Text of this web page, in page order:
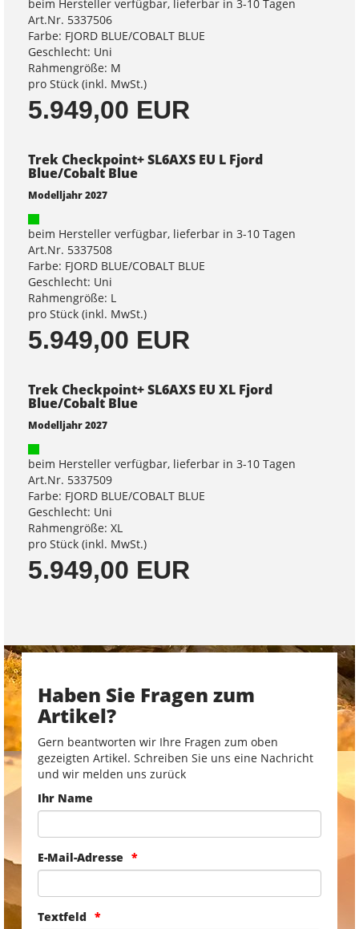
beim Hersteller verfügbar, lieferbar in 3-10 Tagen
Art.Nr. 5337506
Farbe: FJORD BLUE/COBALT BLUE
Geschlecht: Uni
Rahmengröße: M
pro Stück (inkl. MwSt.)
5.949,00 EUR
Trek Checkpoint+ SL6AXS EU L Fjord
Blue/Cobalt Blue
Modelljahr 2027
beim Hersteller verfügbar, lieferbar in 3-10 Tagen
Art.Nr. 5337508
Farbe: FJORD BLUE/COBALT BLUE
Geschlecht: Uni
Rahmengröße: L
pro Stück (inkl. MwSt.)
5.949,00 EUR
Trek Checkpoint+ SL6AXS EU XL Fjord
Blue/Cobalt Blue
Modelljahr 2027
beim Hersteller verfügbar, lieferbar in 3-10 Tagen
Art.Nr. 5337509
Farbe: FJORD BLUE/COBALT BLUE
Geschlecht: Uni
Rahmengröße: XL
pro Stück (inkl. MwSt.)
5.949,00 EUR
Haben Sie Fragen zum
Artikel?
Gern beantworten wir Ihre Fragen zum oben
gezeigten Artikel. Schreiben Sie uns eine Nachricht
und wir melden uns zurück
Ihr Name
E-Mail-Adresse
Textfeld